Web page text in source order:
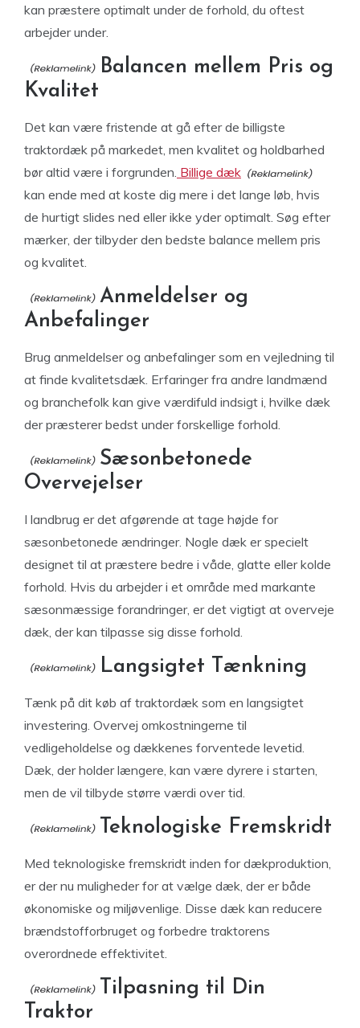
kan præstere optimalt under de forhold, du oftest
arbejder under.
Balancen mellem Pris og
Kvalitet
Det kan være fristende at gå efter de billigste
traktordæk på markedet, men kvalitet og holdbarhed
bør altid være i forgrunden. Billige dæk
kan ende med at koste dig mere i det lange løb, hvis
de hurtigt slides ned eller ikke yder optimalt. Søg efter
mærker, der tilbyder den bedste balance mellem pris
og kvalitet.
Anmeldelser og
Anbefalinger
Brug anmeldelser og anbefalinger som en vejledning til
at finde kvalitetsdæk. Erfaringer fra andre landmænd
og branchefolk kan give værdifuld indsigt i, hvilke dæk
der præsterer bedst under forskellige forhold.
Sæsonbetonede
Overvejelser
I landbrug er det afgørende at tage højde for
sæsonbetonede ændringer. Nogle dæk er specielt
designet til at præstere bedre i våde, glatte eller kolde
forhold. Hvis du arbejder i et område med markante
sæsonmæssige forandringer, er det vigtigt at overveje
dæk, der kan tilpasse sig disse forhold.
Langsigtet Tænkning
Tænk på dit køb af traktordæk som en langsigtet
investering. Overvej omkostningerne til
vedligeholdelse og dækkenes forventede levetid.
Dæk, der holder længere, kan være dyrere i starten,
men de vil tilbyde større værdi over tid.
Teknologiske Fremskridt
Med teknologiske fremskridt inden for dækproduktion,
er der nu muligheder for at vælge dæk, der er både
økonomiske og miljøvenlige. Disse dæk kan reducere
brændstofforbruget og forbedre traktorens
overordnede effektivitet.
Tilpasning til Din
Traktor